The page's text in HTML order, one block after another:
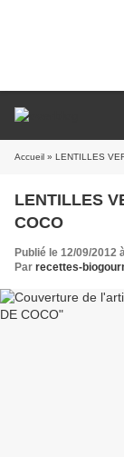
Accueil » LENTILLES
LENTILLES
COCO
Publié le 12/09/2012
Par recettes-